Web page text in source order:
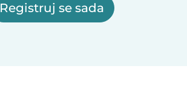
Registruj se sada